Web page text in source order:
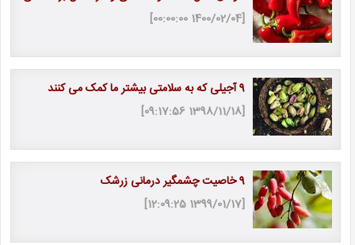
[1400/02/04 00:00:00]
9 آجیلی که به سلامتی بیشتر ما کمک می کنند
[1398/11/18 09:17:56]
9 خاصیت چشمگیر درمانی زرشک
[1399/01/17 12:09:25]